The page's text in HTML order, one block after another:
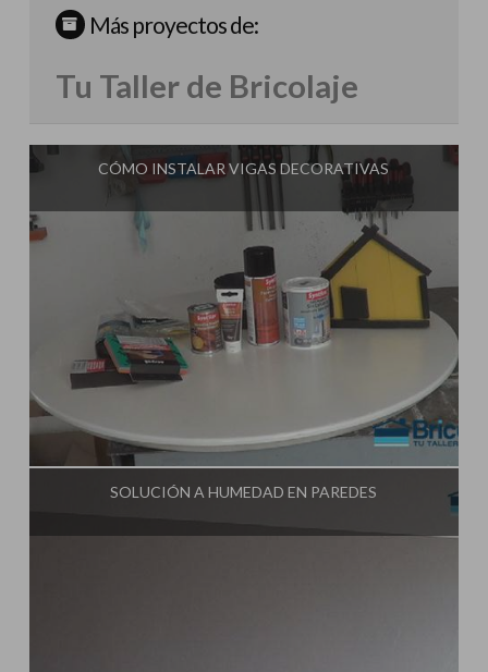
Más proyectos de:
Tu Taller de Bricolaje
CÓMO INSTALAR VIGAS DECORATIVAS
Influencer:Tu Taller de Bricolaje
SOLUCIÓN A HUMEDAD EN PAREDES